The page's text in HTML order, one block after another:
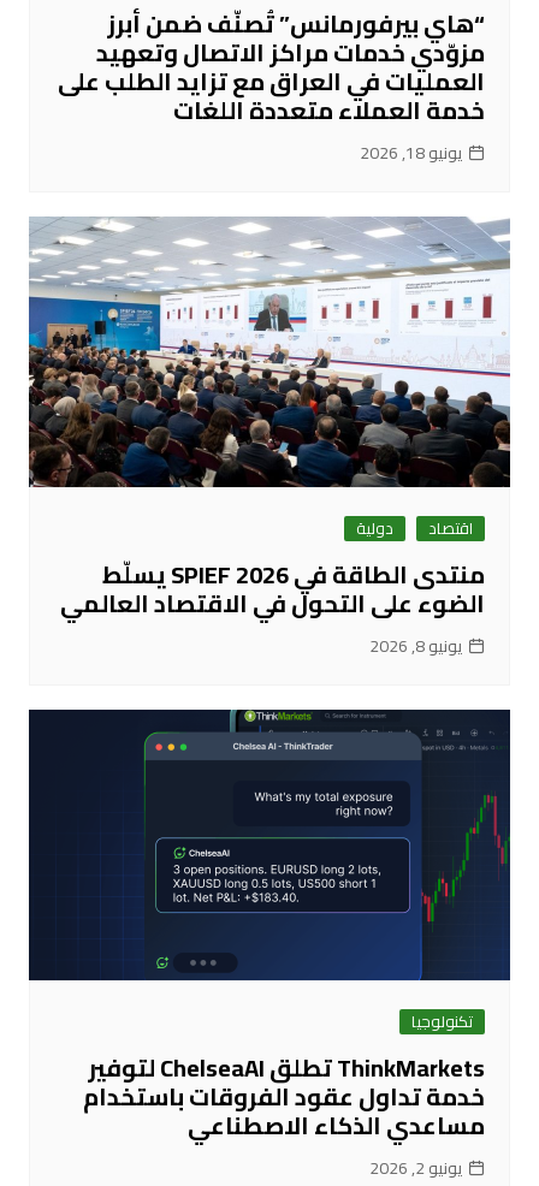
“هاي بيرفورمانس” تُصنّف ضمن أبرز
مزوّدي خدمات مراكز الاتصال وتعهيد
العمليات في العراق مع تزايد الطلب على
خدمة العملاء متعددة اللغات
يونيو 18, 2026
اقتصاد دولية
منتدى الطاقة في SPIEF 2026 يسلّط
الضوء على التحول في الاقتصاد العالمي
يونيو 8, 2026
تكنولوجيا
ThinkMarkets تطلق ChelseaAI لتوفير
خدمة تداول عقود الفروقات باستخدام
مساعدي الذكاء الاصطناعي
يونيو 2, 2026